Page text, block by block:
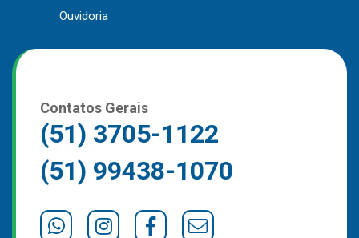
Página Inicial
Ouvidoria
Contatos Gerais
(51) 3705-1122
(51) 99438-1070